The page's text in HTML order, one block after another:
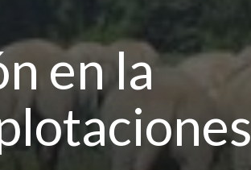
en la